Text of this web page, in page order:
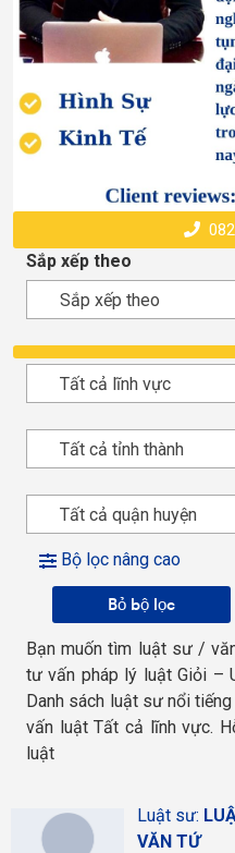
Sắp xếp theo
Sắp xếp theo
Tất cả lĩnh vực
Tất cả tỉnh thành
Tất cả quận huyện
Bộ lọc nâng cao
Bỏ bộ lọc
Bạn muốn tìm luật sư /
tư vấn pháp lý luật Giỏi –
Danh sách luật sư nổi
vấn luật Tất cả lĩnh vực.
luật
Luật sư:
VĂN TỨ